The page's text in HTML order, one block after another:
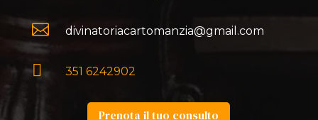
 divinatoriacartomanzia@gmail.com
 351 6242902
Prenota il tuo consulto